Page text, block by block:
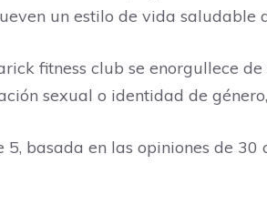
un estilo de vida saludable
fitness club se enorgullece de
sexual o identidad de
basada en las opiniones de